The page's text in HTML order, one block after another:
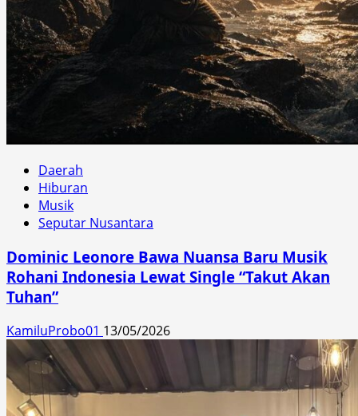
Daerah
Hiburan
Musik
Seputar Nusantara
Dominic Leonore Bawa Nuansa Baru Musik
Rohani Indonesia Lewat Single “Takut Akan
Tuhan”
KamiluProbo01 13/05/2026